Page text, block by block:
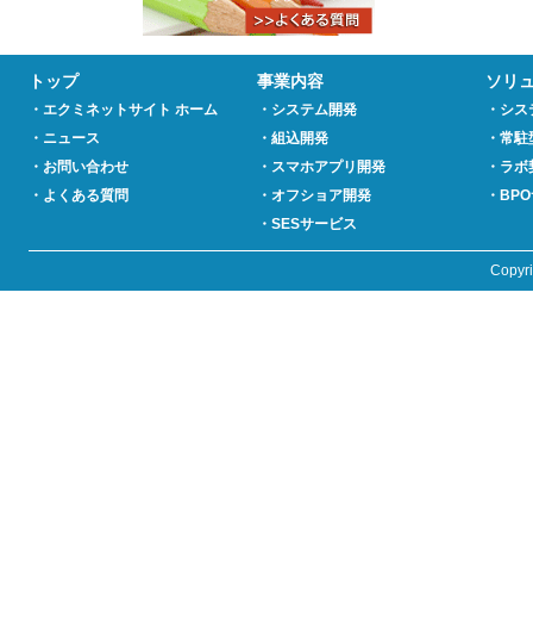
トップ
・エクミネットサイト ホーム
・ニュース
・お問い合わせ
・よくある質問
事業内容
・システム開発
・組込開発
・スマホアプリ開発
・オフショア開発
・SESサービス
ソリ
・シ
・常
・ラ
・